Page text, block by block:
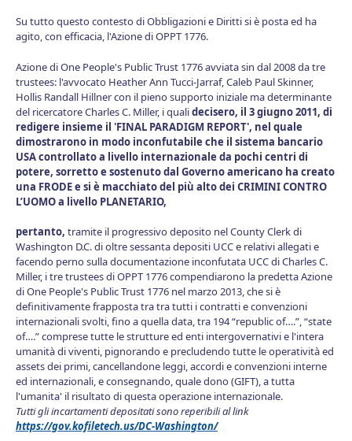
Su tutto questo contesto di Obbligazioni e Diritti si è posta ed ha
agito, con efficacia, l'Azione di OPPT 1776.
Azione di One People's Public Trust 1776 avviata sin dal 2008 da tre
trustees: l'avvocato Heather Ann Tucci-Jarraf, Caleb Paul Skinner,
Hollis Randall Hillner con il pieno supporto iniziale ma determinante
del ricercatore Charles C. Miller, i qualidecisero, il 3 giugno 2011, di
redigere insieme il 'FINAL PARADIGM REPORT', nel quale
dimostrarono in modo inconfutabile che il sistema bancario
USAcontrollato a livello internazionale da pochi centri di
potere, sorretto e sostenuto dal Governo americano ha creato
una FRODE e si è macchiato del più alto dei CRIMINI CONTRO
L’UOMO a livello PLANETARIO,
pertanto, tramite il progressivo deposito nel County Clerk di
Washington D.C. di oltre sessanta depositi UCC e relativi allegati e
facendo perno sulla documentazione inconfutata UCC di Charles C.
Miller, i tre trustees di OPPT 1776 compendiarono la predetta Azione
di One People's Public Trust 1776 nel marzo 2013, che si è
definitivamente frapposta tra tra tutti i contratti e convenzioni
internazionali svolti, fino a quella data, tra 194 “republic of….”, “state
of….” comprese tutte le strutture ed enti intergovernativi e l'intera
umanità di viventi, pignorando e precludendo tutte le operatività ed
assets dei primi, cancellandone leggi, accordi e convenzioni interne
ed internazionali, e consegnando, quale dono (GIFT), a tutta
l'umanita' il risultato di questa operazione internazionale.
Tutti gli incartamenti depositati sono reperibili al link
https://gov.kofiletech.us/DC-Washington/